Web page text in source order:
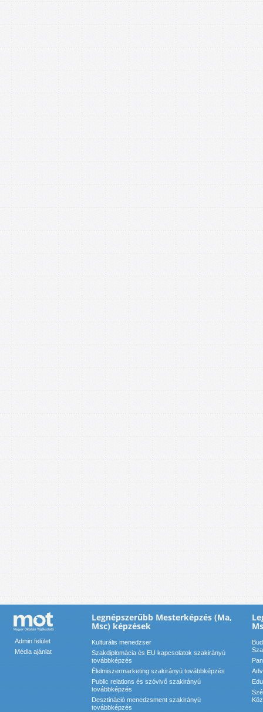
Admin felület
Média ajánlat
Legnépszerűbb Mesterképzés (Ma,
Msc) képzések
Kulturális menedzser
Szakdiplomácia és EU kapcsolatok szakirányú
továbbképzés
Élelmiszermarketing szakirányú továbbképzés
Public relations és szóvivő szakirányú
továbbképzés
Desztináció menedzsment szakirányú
továbbképzés